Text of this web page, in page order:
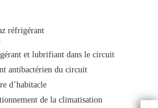
réfrigérant
et lubrifiant dans le circuit
antibactérien du circuit
d’habitacle
de la climatisation